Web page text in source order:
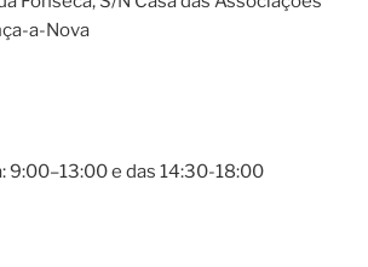
a-Nova
9:00–13:00 e das 14:30-18:00